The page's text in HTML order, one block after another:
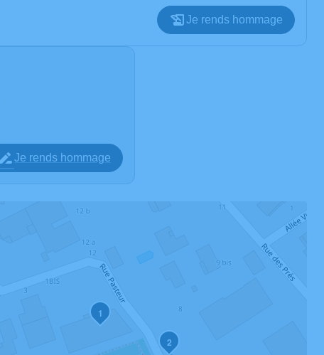
Je rends hommage
Je rends hommage
1
2